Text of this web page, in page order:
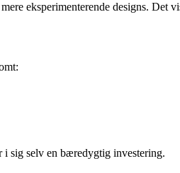
eksperimenterende designs.
i sig selv en bæredygtig investering.